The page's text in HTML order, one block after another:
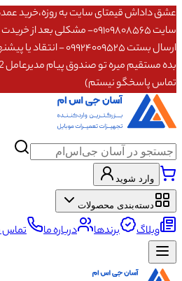
عشق داداش قیمتای سایت به روزه،خرید
ارسال بستت
تماس پاسخگو نیستم)
وارد شوید
دسته‌بندی محصولات
وبلاگ برندها درباره ما تماس